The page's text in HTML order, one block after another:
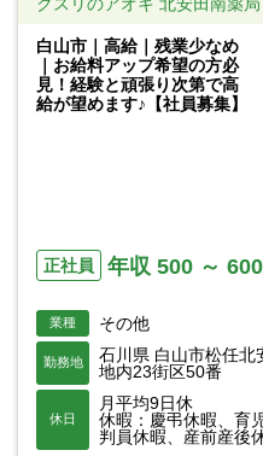
クスリのアオキ 北安田南薬局
白山市｜高給｜残業少なめ
｜お給料アップ希望の方必
見！経験と頑張り次第で高
給が望めます♪【社員募集】
正社員 年収 500 ～
業種 その他
勤務地
石川県 白山市松任北
地内23街区50番
休日
月平均9日休
休暇：慶弔休暇、育
判員休暇、産前産後